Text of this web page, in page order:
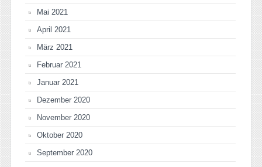
Mai 2021
April 2021
März 2021
Februar 2021
Januar 2021
Dezember 2020
November 2020
Oktober 2020
September 2020